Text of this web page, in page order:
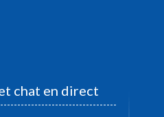
chat en direct